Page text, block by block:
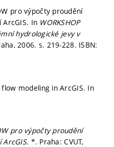
pro výpočty proudění
In WORKSHOP
hydrologické jevy v
2006. s. 219-228. ISBN:
modeling in ArcGIS. In
pro výpočty proudění
*. Praha: CVUT,